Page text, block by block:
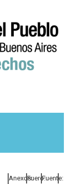
Anexos:Fuero:Fuente: